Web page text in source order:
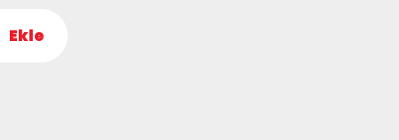
Ekle